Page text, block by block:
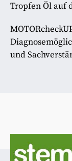
Tropfen Öl auf
und